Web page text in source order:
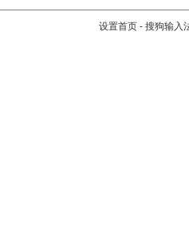
设置首页 - 搜狗输入